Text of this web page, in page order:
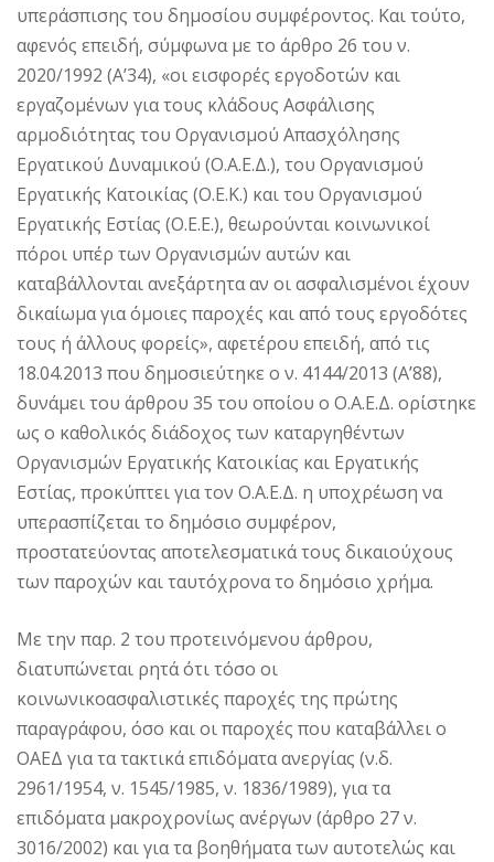
υπεράσπισης του δημοσίου συμφέροντος. Και τούτο,
αφενός επειδή, σύμφωνα με το άρθρο 26 του ν.
2020/1992 (Α’34), «οι εισφορές εργοδοτών και
εργαζομένων για τους κλάδους Ασφάλισης
αρμοδιότητας του Οργανισμού Απασχόλησης
Εργατικού Δυναμικού (Ο.Α.Ε.Δ.), του Οργανισμού
Εργατικής Κατοικίας (Ο.Ε.Κ.) και του Οργανισμού
Εργατικής Εστίας (Ο.Ε.Ε.), θεωρούνται κοινωνικοί
πόροι υπέρ των Οργανισμών αυτών και
καταβάλλονται ανεξάρτητα αν οι ασφαλισμένοι έχουν
δικαίωμα για όμοιες παροχές και από τους εργοδότες
τους ή άλλους φορείς», αφετέρου επειδή, από τις
18.04.2013 που δημοσιεύτηκε ο ν. 4144/2013 (Α’88),
δυνάμει του άρθρου 35 του οποίου ο Ο.Α.Ε.Δ. ορίστηκε
ως ο καθολικός διάδοχος των καταργηθέντων
Οργανισμών Εργατικής Κατοικίας και Εργατικής
Εστίας, προκύπτει για τον Ο.Α.Ε.Δ. η υποχρέωση να
υπερασπίζεται το δημόσιο συμφέρον,
προστατεύοντας αποτελεσματικά τους δικαιούχους
των παροχών και ταυτόχρονα το δημόσιο χρήμα.
Με την παρ. 2 του προτεινόμενου άρθρου,
διατυπώνεται ρητά ότι τόσο οι
κοινωνικοασφαλιστικές παροχές της πρώτης
παραγράφου, όσο και οι παροχές που καταβάλλει ο
ΟΑΕΔ για τα τακτικά επιδόματα ανεργίας (ν.δ.
2961/1954, ν. 1545/1985, ν. 1836/1989), για τα
επιδόματα μακροχρονίως ανέργων (άρθρο 27 ν.
3016/2002) και για τα βοηθήματα των αυτοτελώς και